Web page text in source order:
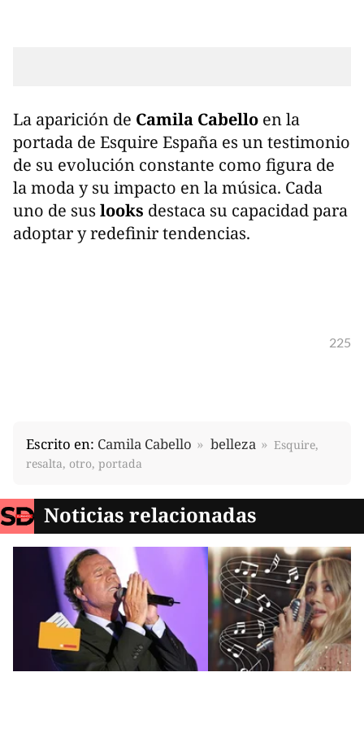
La aparición de Camila Cabello en la
portada de Esquire España es un testimonio
de su evolución constante como figura de
la moda y su impacto en la música. Cada
uno de sus looks destaca su capacidad para
adoptar y redefinir tendencias.
225
Escrito en: Camila Cabello belleza
Esquire,
resalta, otro, portada
Noticias relacionadas